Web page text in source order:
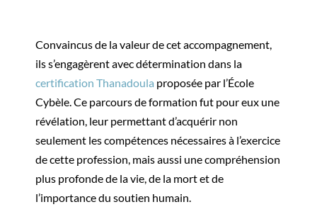
Convaincus de la valeur de cet accompagnement,
ils s’engagèrent avec détermination dans la
certification Thanadoula proposée par l’École
Cybèle. Ce parcours de formation fut pour eux une
révélation, leur permettant d’acquérir non
seulement les compétences nécessaires à l’exercice
de cette profession, mais aussi une compréhension
plus profonde de la vie, de la mort et de
l’importance du soutien humain.